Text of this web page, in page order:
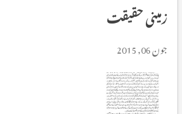
زمینی حقیقت
جون 06, 2015